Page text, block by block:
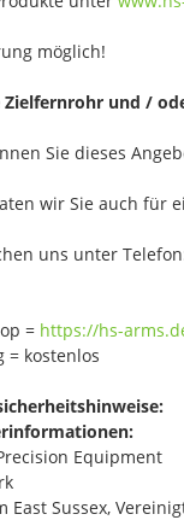
möglich!
Zielfernrohr und /
Sie dieses
wir Sie auch für
uns unter
= https://hs-
= kostenlos
Equipment
East Sussex,